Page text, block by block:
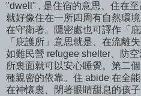
"dwell" , 是住宿的意思、住在至
就好像住在一所四周有自然環
在守衛著。隱密處也可譯作「
「庇護所」意思就是、在流離
如難民營 refugee shelter、防
所裏面就可以安心睡覺。第二
種親密的依靠。住 abide 在全
在神懷裏、閉著眼睛甜息的孩